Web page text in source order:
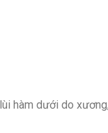
hàm dưới do